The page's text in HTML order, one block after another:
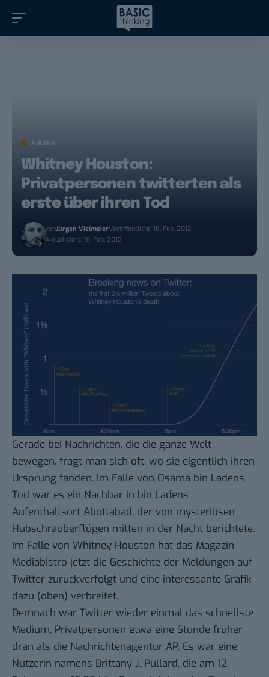
ARCHIV
Whitney Houston:
Privatpersonen twitterten als
erste über ihren Tod
vonJürgen VielmeierVeröffentlicht: 16. Feb. 2012
Aktualisiert: 16. Feb. 2012
Gerade bei Nachrichten, die die ganze Welt
bewegen, fragt man sich oft, wo sie eigentlich ihren
Ursprung fanden. Im Falle von Osama bin Ladens
Tod war es ein Nachbar in bin Ladens
Aufenthaltsort Abottabad, der von mysteriösen
Hubschrauberflügen mitten in der Nacht berichtete.
Im Falle von Whitney Houston hat das Magazin
Mediabistro jetzt die Geschichte der Meldungen auf
Twitter zurückverfolgt und eine interessante Grafik
dazu (oben) verbreitet.
Demnach war Twitter wieder einmal das schnellste
Medium, Privatpersonen etwa eine Stunde früher
dran als die Nachrichtenagentur AP. Es war eine
Nutzerin namens Brittany J. Pullard, die am 12.